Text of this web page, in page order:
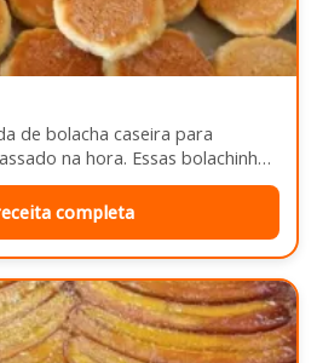
de bolacha caseira para
na hora. Essas bolachinhas
por…
completa